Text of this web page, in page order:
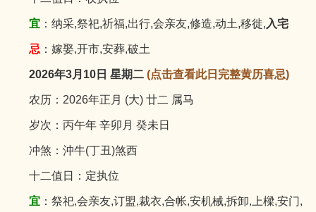
宜：纳采,祭祀,祈福,出行,会亲友,修造,动土,移徙, 入宅
忌 ：嫁娶,开市,安葬,破土
2026年3月10日 星期二 (点击查看此日完整黄历喜忌)
农历：2026年正月 (大) 廿二 属马
岁次：丙午年 辛卯月 癸未日
冲煞：沖牛(丁丑)煞西
十二值日：定执位
宜：祭祀,会亲友,订盟,裁衣,合帐,安机械,拆卸,上樑,安门,